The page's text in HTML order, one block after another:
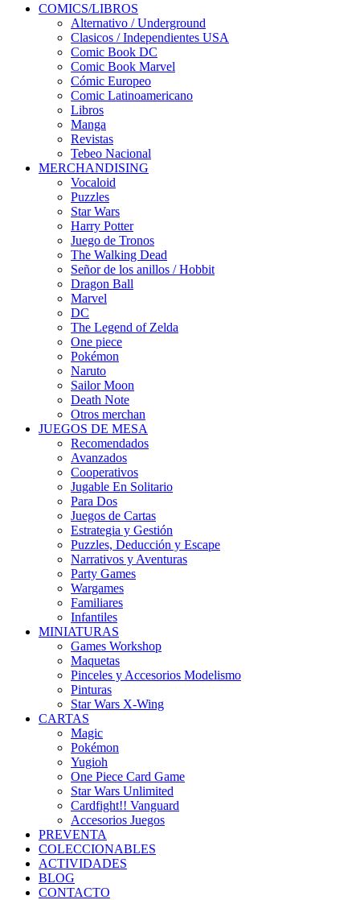
COMICS/LIBROS
Alternativo / Underground
Clasicos / Independientes USA
Comic Book DC
Comic Book Marvel
Cómic Europeo
Comic Latinoamericano
Libros
Manga
Revistas
Tebeo Nacional
MERCHANDISING
Vocaloid
Puzzles
Star Wars
Harry Potter
Juego de Tronos
The Walking Dead
Señor de los anillos / Hobbit
Dragon Ball
Marvel
DC
The Legend of Zelda
One piece
Pokémon
Naruto
Sailor Moon
Death Note
Otros merchan
JUEGOS DE MESA
Recomendados
Avanzados
Cooperativos
Jugable En Solitario
Para Dos
Juegos de Cartas
Estrategia y Gestión
Puzzles, Deducción y Escape
Narrativos y Aventuras
Party Games
Wargames
Familiares
Infantiles
MINIATURAS
Games Workshop
Maquetas
Pinceles y Accesorios Modelismo
Pinturas
Star Wars X-Wing
CARTAS
Magic
Pokémon
Yugioh
One Piece Card Game
Star Wars Unlimited
Cardfight!! Vanguard
Accesorios Juegos
PREVENTA
COLECCIONABLES
ACTIVIDADES
BLOG
CONTACTO